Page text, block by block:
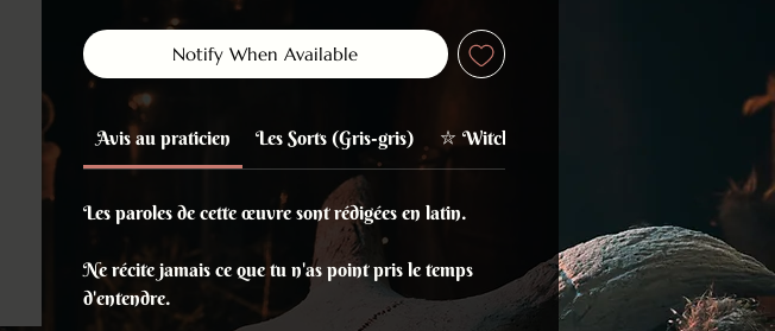
Notify When Available
Avis au praticien Les Sorts (Gris-gris) ⛥ WitchVibes ⛥
Les paroles de cette œuvre sont rédigées en latin.
Ne récite jamais ce que tu n'as point pris le temps
d'entendre.